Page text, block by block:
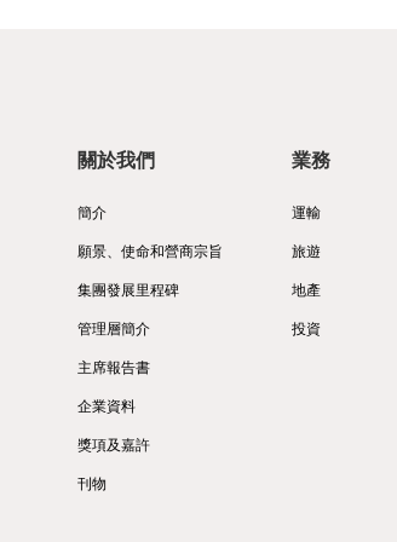
關於我們
簡介
願景、使命和營商宗旨
集團發展里程碑
管理層簡介
主席報告書
企業資料
獎項及嘉許
刊物
業務
運輸
旅遊
地產
投資